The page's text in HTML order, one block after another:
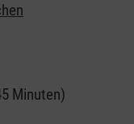
Minuten)